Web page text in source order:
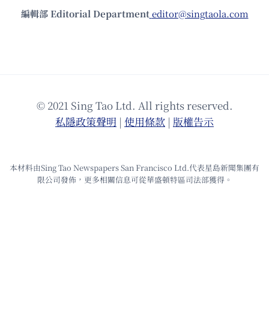
編輯部 Editorial Department editor@singtaola.com
© 2021 Sing Tao Ltd. All rights reserved.
私隱政策聲明 | 使⽤條款 | 版權告⽰
本材料由Sing Tao Newspapers San Francisco Ltd.代表星島新聞集團有
限公司發佈，更多相關信息可從華盛頓特區司法部獲得。